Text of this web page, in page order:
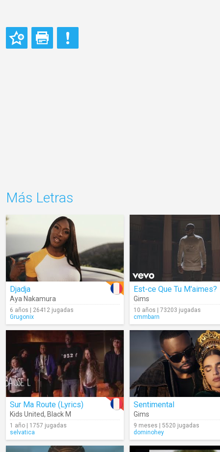
Más Letras
Djadja
Aya Nakamura
6 años | 26412 jugadas
Grugonix
Est-ce Que Tu M'aimes?
Gims
10 años | 73203 jugadas
cmmbarn
Sur Ma Route (Lyrics)
Kids United, Black M
1 año | 1757 jugadas
selvatica
Sentimental
Gims
9 meses | 5520 jugadas
dominohey